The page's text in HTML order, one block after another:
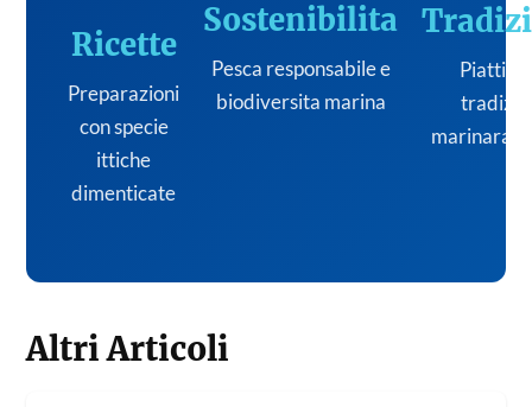
Ricette
Preparazioni
con specie
ittiche
dimenticate
Sostenibilita
Pesca responsabile e
biodiversita marina
Piatti
marinara
Altri Articoli